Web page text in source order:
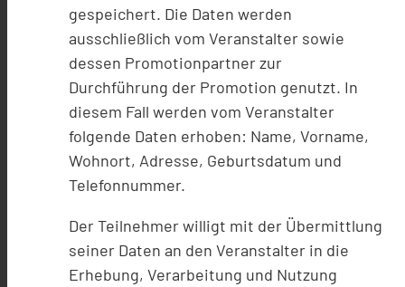
gespeichert. Die Daten werden
ausschließlich vom Veranstalter sowie
dessen Promotionpartner zur
Durchführung der Promotion genutzt. In
diesem Fall werden vom Veranstalter
folgende Daten erhoben: Name, Vorname,
Wohnort, Adresse, Geburtsdatum und
Telefonnummer.
Der Teilnehmer willigt mit der Übermittlung
seiner Daten an den Veranstalter in die
Erhebung, Verarbeitung und Nutzung